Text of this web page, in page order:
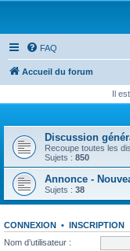
FAQ
Accueil du forum
Il
Discussion
Recoupe toutes les
Sujets : 850
Annonce -
Sujets : 38
CONNEXION • INSCRIPTION
Nom d’utilisateur :